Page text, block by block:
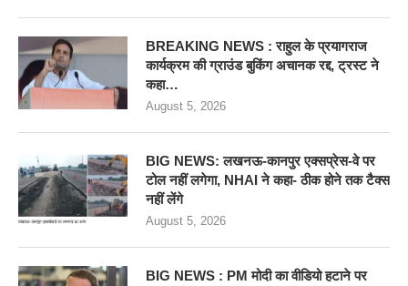
BREAKING NEWS : राहुल के प्रयागराज
कार्यक्रम की ग्राउंड बुकिंग अचानक रद्द, ट्रस्ट ने
कहा…
August 5, 2026
BIG NEWS: लखनऊ-कानपुर एक्सप्रेस-वे पर
टोल नहीं लगेगा, NHAI ने कहा- ठीक होने तक टैक्स
नहीं लेंगे
August 5, 2026
BIG NEWS : PM मोदी का वीडियो हटाने पर